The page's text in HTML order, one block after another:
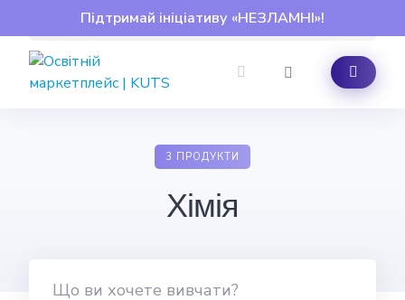
Підтримай ініціативу «НЕЗЛАМНІ»!
to
content
3 ПРОДУКТИ
Хімія